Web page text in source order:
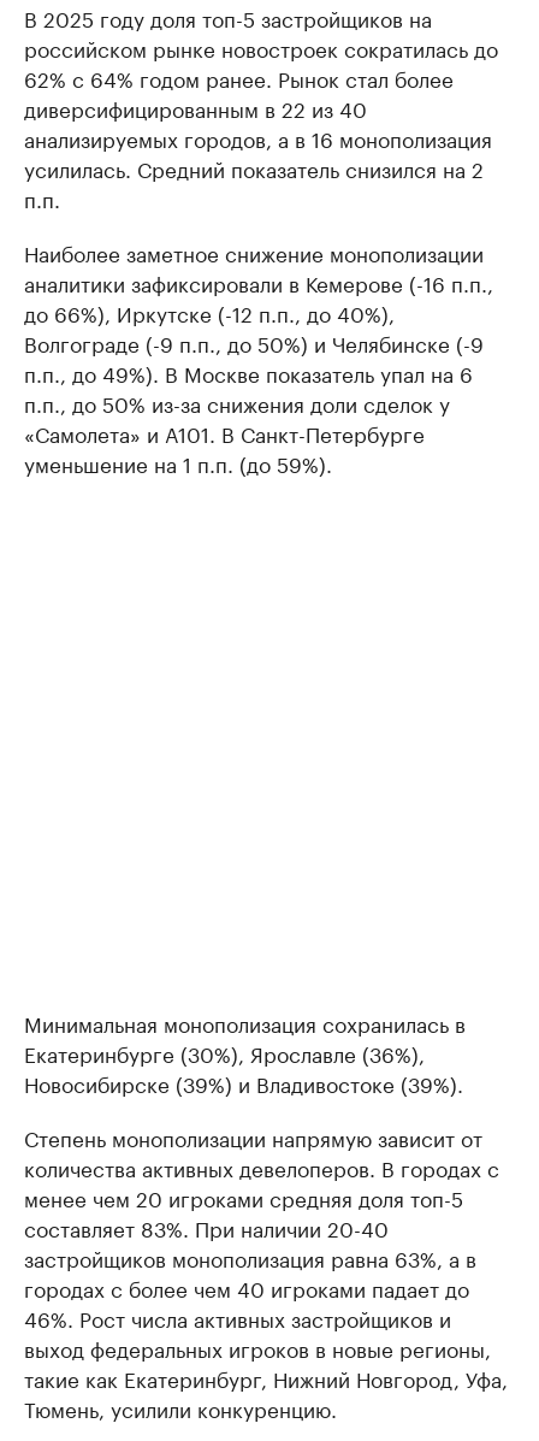
В 2025 году доля топ-5 застройщиков на
российском рынке новостроек сократилась до
62% с 64% годом ранее. Рынок стал более
диверсифицированным в 22 из 40
анализируемых городов, а в 16 монополизация
усилилась. Средний показатель снизился на 2
п.п.
Наиболее заметное снижение монополизации
аналитики зафиксировали в Кемерове (-16 п.п.,
до 66%), Иркутске (-12 п.п., до 40%),
Волгограде (-9 п.п., до 50%) и Челябинске (-9
п.п., до 49%). В Москве показатель упал на 6
п.п., до 50% из-за снижения доли сделок у
«Самолета» и А101. В Санкт-Петербурге
уменьшение на 1 п.п. (до 59%).
Минимальная монополизация сохранилась в
Екатеринбурге (30%), Ярославле (36%),
Новосибирске (39%) и Владивостоке (39%).
Степень монополизации напрямую зависит от
количества активных девелоперов. В городах с
менее чем 20 игроками средняя доля топ-5
составляет 83%. При наличии 20-40
застройщиков монополизация равна 63%, а в
городах с более чем 40 игроками падает до
46%. Рост числа активных застройщиков и
выход федеральных игроков в новые регионы,
такие как Екатеринбург, Нижний Новгород, Уфа,
Тюмень, усилили конкуренцию.